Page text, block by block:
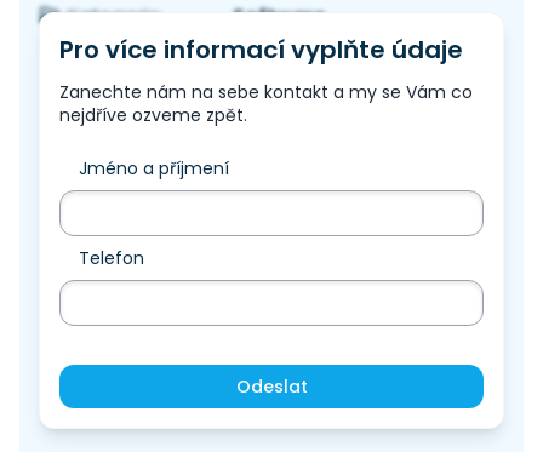
Kategorie:
Software
Pro více informací vyplňte údaje
Zanechte nám na sebe kontakt a my se Vám co
nejdříve ozveme zpět.
Jméno a příjmení
Telefon
Odeslat